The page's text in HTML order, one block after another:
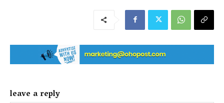
leave a reply